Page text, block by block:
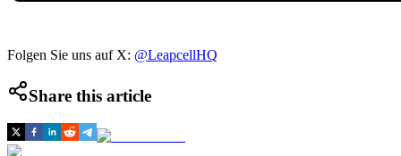
Folgen Sie uns auf X: @LeapcellHQ
Share this article